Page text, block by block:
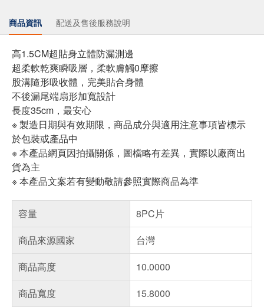
商品資訊 配送及售後服務說明
高1.5CM超貼身立體防漏測邊
超柔軟乾爽瞬吸層，柔軟膚觸0摩擦
股溝隨形吸收體，完美貼合身體
不後漏尾端扇形加寬設計
長度35cm，最安心
※ 製造日期與有效期限，商品成分與適用注意事項皆標示
於包裝或產品中
※ 本產品網頁因拍攝關係，圖檔略有差異，實際以廠商出
貨為主
※ 本產品文案若有變動敬請參照實際商品為準
容量
8PC片
商品來源國家
台灣
商品高度
10.0000
商品寬度
15.8000